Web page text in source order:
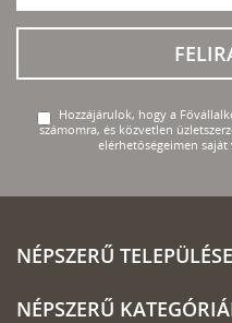
Hozzájárulok, hogy a
számomra, és közvetlen
elérhetőségeimen
NÉPSZERŰ
NÉPSZERŰ